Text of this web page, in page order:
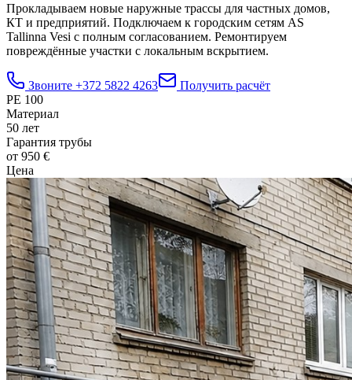
Прокладываем новые наружные трассы для частных домов,
КТ и предприятий. Подключаем к городским сетям AS
Tallinna Vesi с полным согласованием. Ремонтируем
повреждённые участки с локальным вскрытием.
Звоните +372 5822 4263
Получить расчёт
PE 100
Материал
50 лет
Гарантия трубы
от 950 €
Цена